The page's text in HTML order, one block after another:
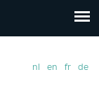
nl en fr de